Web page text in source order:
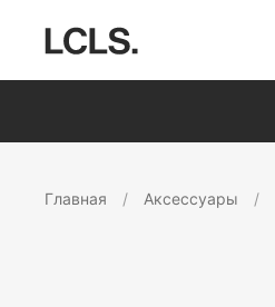
Главная Аксессуары